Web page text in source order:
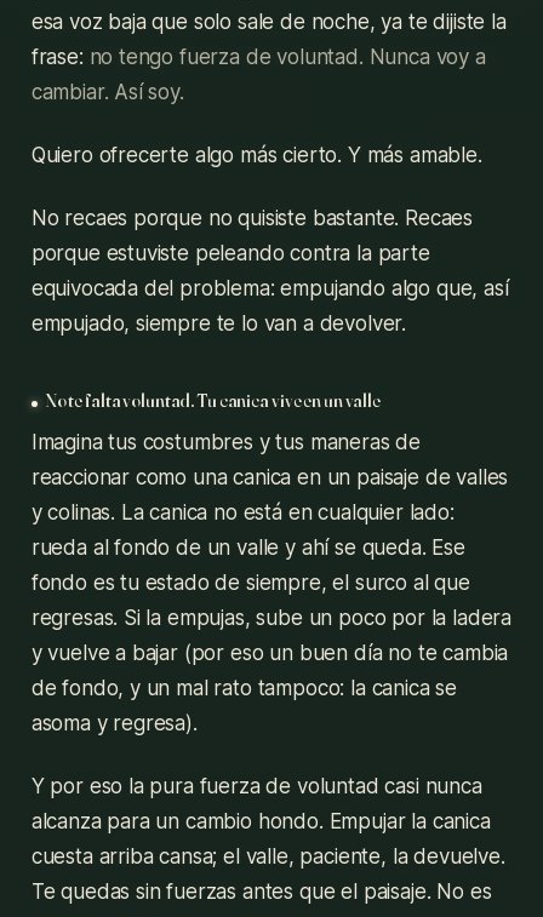
esa voz baja que solo sale de noche, ya te dijiste la
frase: no tengo fuerza de voluntad. Nunca voy a
cambiar. Así soy.
Quiero ofrecerte algo más cierto. Y más amable.
No recaes porque no quisiste bastante. Recaes
porque estuviste peleando contra la parte
equivocada del problema: empujando algo que, así
empujado, siempre te lo van a devolver.
No te falta voluntad. Tu canica vive en un valle
Imagina tus costumbres y tus maneras de
reaccionar como una canica en un paisaje de valles
y colinas. La canica no está en cualquier lado:
rueda al fondo de un valle y ahí se queda. Ese
fondo es tu estado de siempre, el surco al que
regresas. Si la empujas, sube un poco por la ladera
y vuelve a bajar (por eso un buen día no te cambia
de fondo, y un mal rato tampoco: la canica se
asoma y regresa).
Y por eso la pura fuerza de voluntad casi nunca
alcanza para un cambio hondo. Empujar la canica
cuesta arriba cansa; el valle, paciente, la devuelve.
Te quedas sin fuerzas antes que el paisaje. No es